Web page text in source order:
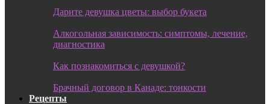
Дарите девушка цветы: выбор букета
Алкогольная зависимость: симптомы, лечение,
диагностика
Как познакомиться с девушкой?
Брачный договор в Канаде: тонкости
Рецепты